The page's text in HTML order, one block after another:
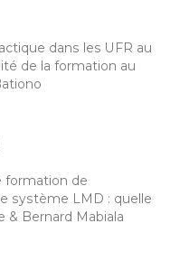
dans les UFR au
de la formation au
formation de
système LMD : quelle
& Bernard Mabiala